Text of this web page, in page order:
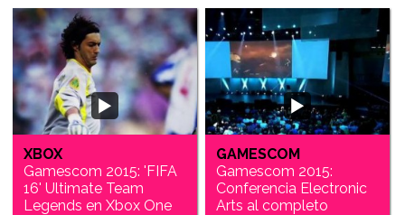
XBOX
Gamescom 2015: 'FIFA
16' Ultimate Team
Legends en Xbox One
GAMESCOM
Gamescom 2015:
Conferencia Electronic
Arts al completo